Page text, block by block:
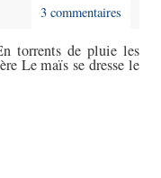
3 commentaires
torrents de pluie les
Le maïs se dresse le